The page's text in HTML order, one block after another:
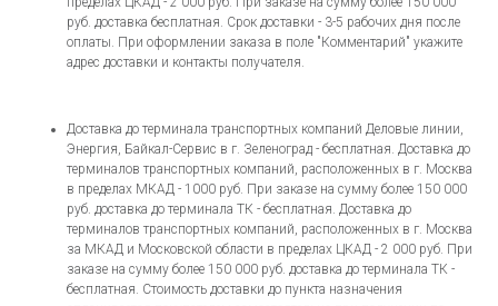
руб. доставка бесплатная. Срок доставки - 3-5 рабочих дня после
оплаты. При оформлении заказа в поле "Комментарий" укажите
адрес доставки и контакты получателя.
Доставка до терминала транспортных компаний Деловые линии,
Энергия, Байкал-Сервис в г. Зеленоград - бесплатная. Доставка до
терминалов транспортных компаний, расположенных в г. Москва
в пределах МКАД - 1000 руб. При заказе на сумму более 150 000
руб. доставка до терминала ТК - бесплатная. Доставка до
терминалов транспортных компаний, расположенных в г. Москва
за МКАД и Московской области в пределах ЦКАД - 2 000 руб. При
заказе на сумму более 150 000 руб. доставка до терминала ТК -
бесплатная. Стоимость доставки до пункта назначения